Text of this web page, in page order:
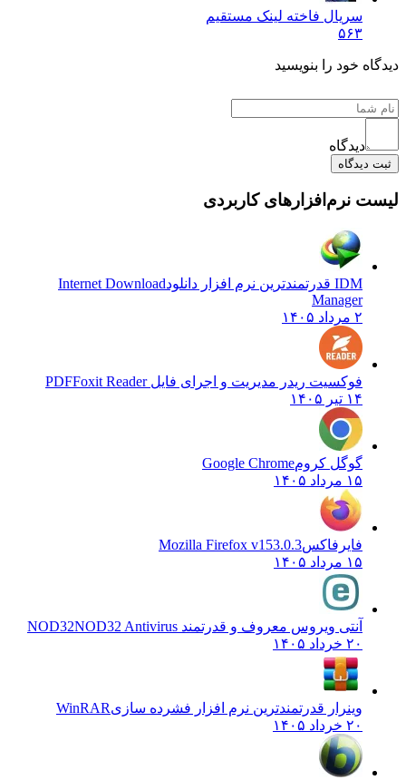
سریال فاخته لینک مستقیم
۵۶۳
دیدگاه خود را بنویسید
دیدگاه
ثبت دیدگاه
لیست نرم‌افزارهای کاربردی
IDM قدرتمندترین نرم افزار دانلود
Internet Download
Manager
۲ مرداد ۱۴۰۵
فوکسیت ریدر مدیریت و اجرای فایل PDFFoxit Reader
۱۴ تیر ۱۴۰۵
گوگل کرومGoogle Chrome
۱۵ مرداد ۱۴۰۵
فایرفاکسMozilla Firefox v153.0.3
۱۵ مرداد ۱۴۰۵
آنتی ویروس معروف و قدرتمند NOD32 NOD32 Antivirus
۲۰ خرداد ۱۴۰۵
وینرار قدرتمندترین نرم افزار فشرده سازیWinRAR
۲۰ خرداد ۱۴۰۵